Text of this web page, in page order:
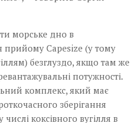
морське дно в
прийому Capesize (у тому
безглуздо, якщо там же
потужності.
комплекс, який має
зберігання
коксівного вугілля в